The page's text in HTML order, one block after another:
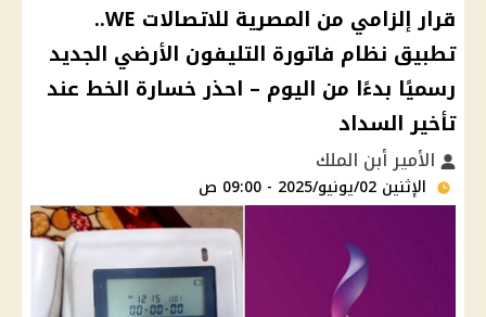
قرار إلزامي من المصرية للاتصالات WE..
تطبيق نظام فاتورة التليفون الأرضي الجديد
رسميًا بدءًا من اليوم – احذر خسارة الخط عند
تأخير السداد
الأمير أبن الملك
الإثنين 02/يونيو/2025 - 09:00 ص